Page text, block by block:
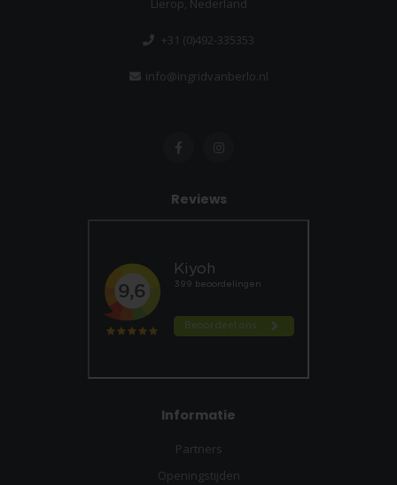
Lierop, Nederland
+31 (0)492-335353
info@ingridvanberlo.nl
Reviews
Informatie
Partners
Openingstijden